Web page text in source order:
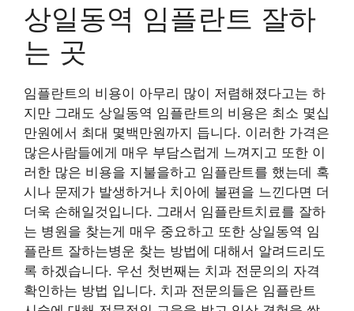
상일동역 임플란트 잘하
는 곳
임플란트의 비용이 아무리 많이 저렴해졌다고는 하
지만 그래도 상일동역 임플란트의 비용은 최소 몇십
만원에서 최대 몇백만원까지 듭니다. 이러한 가격은
많은사람들에게 매우 부담스럽게 느껴지고 또한 이
러한 많은 비용을 지불을하고 임플란트를 했는데 혹
시나 문제가 발생하거나 치아에 불편을 느낀다면 더
더욱 손해일것입니다. 그래서 임플란트치료를 잘하
는 병원을 찾는게 매우 중요하고 또한 상일동역 임
플란트 잘하는병운 찾는 방법에 대해서 알려드리도
록 하겠습니다. 우선 첫번째는 치과 전문의의 자격
확인하는 방법 입니다. 치과 전문의들은 임플란트